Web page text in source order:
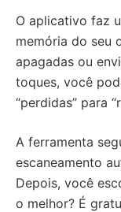
O aplicativo faz
memória do seu
apagadas ou
toques, você
“perdidas” para
A ferramenta
escaneamento
Depois, você
o melhor? É